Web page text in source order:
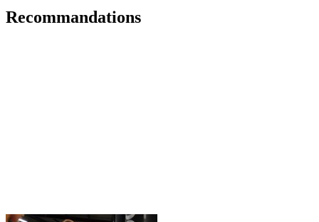
Recommandations